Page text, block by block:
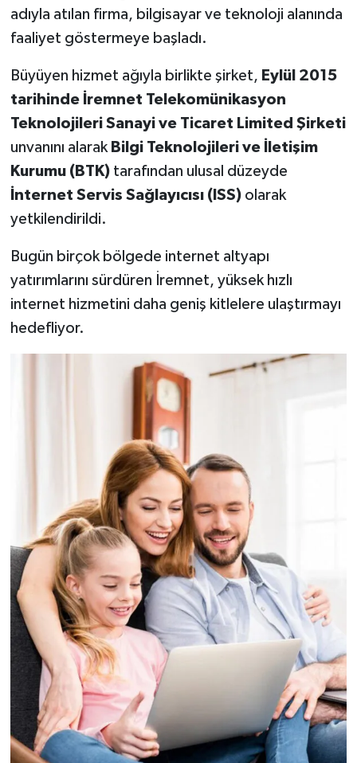
adıyla atılan firma, bilgisayar ve teknoloji alanında
faaliyet göstermeye başladı.
Büyüyen hizmet ağıyla birlikte şirket, Eylül 2015
tarihinde İremnet Telekomünikasyon
Teknolojileri Sanayi ve Ticaret Limited Şirketi
unvanını alarak Bilgi Teknolojileri ve İletişim
Kurumu (BTK)tarafından ulusal düzeyde
İnternet Servis Sağlayıcısı (ISS)olarak
yetkilendirildi.
Bugün birçok bölgede internet altyapı
yatırımlarını sürdüren İremnet, yüksek hızlı
internet hizmetini daha geniş kitlelere ulaştırmayı
hedefliyor.